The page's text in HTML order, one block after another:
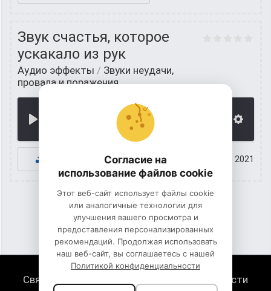
Звук счастья, которое
ускакало из рук
Аудио эффекты / Звуки неудачи,
провала и поражения
К СКАЧИВАНИЮ 03 август 2021
Связь с нами Политика конфиденциальности
Согласие на
использование файлов cookie
Этот веб-сайт использует файлы cookie
или аналогичные технологии для
улучшения вашего просмотра и
предоставления персонализированных
рекомендаций. Продолжая использовать
наш веб-сайт, вы соглашаетесь с нашей
Политикой конфиденциальности